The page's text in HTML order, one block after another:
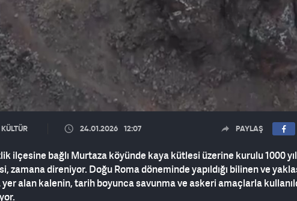
KÜLTÜR 24.01.2026 12:07 PAYLAŞ
ilçesine bağlı Murtaza köyünde kaya kütlesi üzerine kurulu 1000
zamana direniyor. Doğu Roma döneminde yapıldığı bilinen ve
yer alan kalenin, tarih boyunca savunma ve askeri amaçlarla